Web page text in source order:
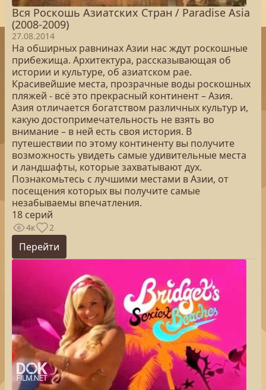
Вся Роскошь Азиатских Стран / Paradise Asia
(2008-2009)
27.08.2014
На обширных равнинах Азии нас ждут роскошные
прибежища. Архитектура, рассказывающая об
истории и культуре, об азиатском рае.
Красивейшие места, прозрачные воды роскошных
пляжей - всё это прекрасный континент – Азия.
Азия отличается богатством различных культур и,
какую достопримечательность не взять во
внимание – в ней есть своя история. В
путешествии по этому континенту вы получите
возможность увидеть самые удивительные места
и ландшафты, которые захватывают дух.
Познакомьтесь с лучшими местами в Азии, от
посещения которых вы получите самые
незабываемы впечатления.
18 серий
4к 2
Перейти